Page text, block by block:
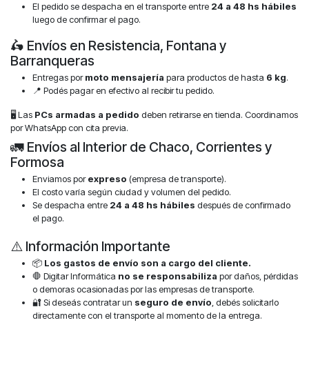
El pedido se despacha en el transporte entre 24 a 48 hs hábiles
luego de confirmar el pago.
🛵 Envíos en Resistencia, Fontana y
Barranqueras
Entregas pormoto mensajería para productos de hasta 6 kg.
📍 Podés pagar en efectivo al recibir tu pedido.
🖥️ Las PCs armadas a pedido deben retirarse en tienda. Coordinamos
por WhatsApp con cita previa.
🚛 Envíos al Interior de Chaco, Corrientes y
Formosa
Enviamos porexpreso (empresa de transporte).
El costo varía según ciudad y volumen del pedido.
Se despacha entre 24 a 48 hs hábiles después de confirmado
el pago.
⚠️ Información Importante
📦 Los gastos de envío son a cargo del cliente.
🛑 Digitar Informática no se responsabiliza por daños, pérdidas
o demoras ocasionadas por las empresas de transporte.
🔐 Si deseás contratar un seguro de envío , debés solicitarlo
directamente con el transporte al momento de la entrega.